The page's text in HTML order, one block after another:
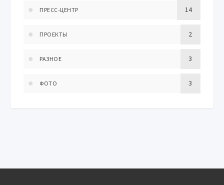
ПРЕСС-ЦЕНТР 14
ПРОЕКТЫ 2
РАЗНОЕ 3
ФОТО 3